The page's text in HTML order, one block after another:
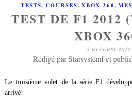
TESTS, COURSES, XBOX 360,
TEST DE F1 2012
XBOX
5 OCTOBRE 2012
Rédigé par Starsystemf et
Le troisième volet de la série F1
arrivé!